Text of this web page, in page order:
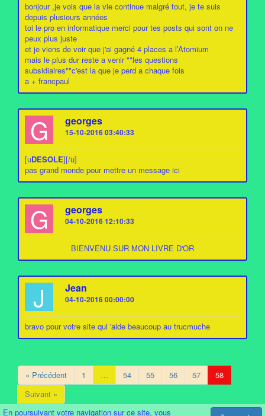
En poursuivant votre navigation sur ce site, vous
bonjour ,je vois que la vie continue malgré tout, je te suis
depuis plusieurs années
toi le pro en informatique merci pour tes posts qui sont on ne
peux plus juste
et je viens de voir que j'ai gagné 4 places a l’Atomium
mais le plus dur reste a venir ""les questions
subsidiaires""c'est la que je perd a chaque fois
a + francpaul
G georges
15-10-2016 03:40:33
[uDESOLE][/u]
pas grand monde pour mettre un message ici
G georges
04-10-2016 12:10:33
BIENVENU SUR MON LIVRE D'OR
J Jean
04-10-2016 00:00:00
bravo pour votre site qui 'aide beaucoup au trucmuche
« Précédent 1 … 54 55 56 57
58
Suivant »